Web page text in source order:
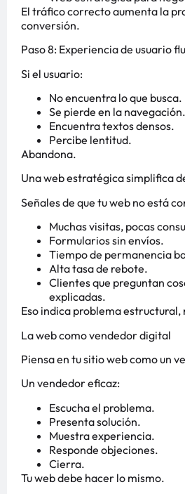
El tráfico correcto aumenta la
conversión.
Paso 8: Experiencia de usuario
Si el usuario:
No encuentra lo que busca.
Se pierde en la navegación.
Encuentra textos densos.
Percibe lentitud.
Abandona.
Una web estratégica simplifica
Señales de que tu web no está
Muchas visitas, pocas
Formularios sin envíos.
Tiempo de permanencia
Alta tasa de rebote.
Clientes que preguntan
explicadas.
Eso indica problema estructural,
La web como vendedor digital
Piensa en tu sitio web como un
Un vendedor eficaz:
Escucha el problema.
Presenta solución.
Muestra experiencia.
Responde objeciones.
Cierra.
Tu web debe hacer lo mismo.